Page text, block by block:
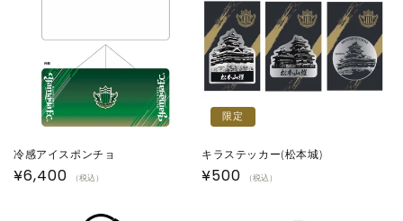
冷感アイスポンチョ
通
¥6,400 （税込）
限定
キラステッカー(松本城)
通
¥500 （税込）